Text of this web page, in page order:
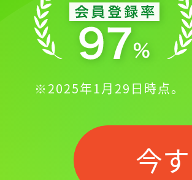
※2025年1月29日時点。
今